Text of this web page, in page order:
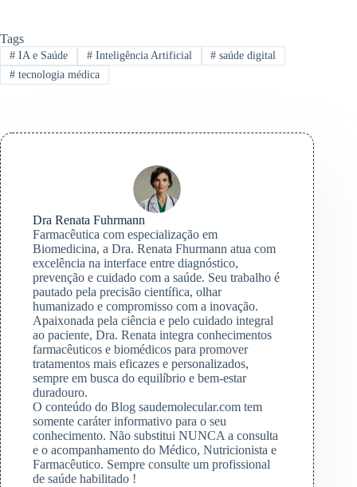
Tags
#IA e Saúde #Inteligência Artificial # saúde digital
#tecnologia médica
Dra Renata Fuhrmann
Farmacêutica com especialização em
Biomedicina, a Dra. Renata Fhurmann atua com
excelência na interface entre diagnóstico,
prevenção e cuidado com a saúde. Seu trabalho é
pautado pela precisão científica, olhar
humanizado e compromisso com a inovação.
Apaixonada pela ciência e pelo cuidado integral
ao paciente, Dra. Renata integra conhecimentos
farmacêuticos e biomédicos para promover
tratamentos mais eficazes e personalizados,
sempre em busca do equilíbrio e bem-estar
duradouro.
O conteúdo do Blog saudemolecular.com tem
somente caráter informativo para o seu
conhecimento. Não substitui NUNCA a consulta
e o acompanhamento do Médico, Nutricionista e
Farmacêutico. Sempre consulte um profissional
de saúde habilitado !